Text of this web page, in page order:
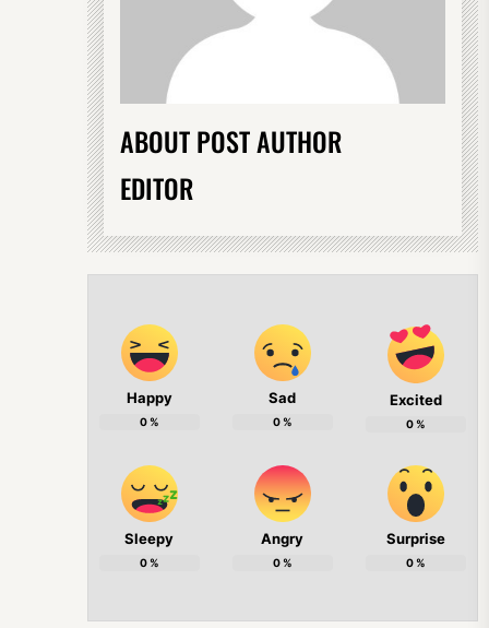
ABOUT POST AUTHOR
EDITOR
Happy
0%
Sad
0%
Excited
0%
Sleepy
0%
Angry
0%
Surprise
0%